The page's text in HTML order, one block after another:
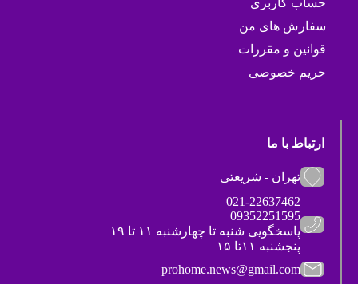
حساب کاربری
سفارش های من
قوانین و مقررات
حریم خصوصی
ارتباط با ما
تهران - شریعتی
021-22637462
09352251595
پاسخگویی شنبه تا چهارشنبه ۱۱ تا ۱۹
پنجشنبه ۱۱تا ۱۵
prohome.news@gmail.com